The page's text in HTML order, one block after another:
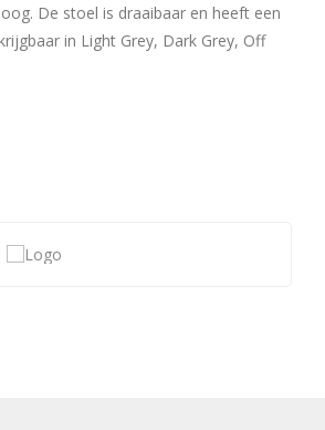
De stoel is draaibaar en heeft een
in Light Grey, Dark Grey, Off